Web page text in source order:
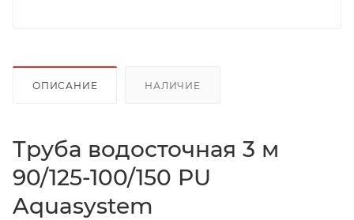
ОПИСАНИЕ НАЛИЧИЕ
Труба водосточная 3 м
90/125-100/150 PU
Aquasystem